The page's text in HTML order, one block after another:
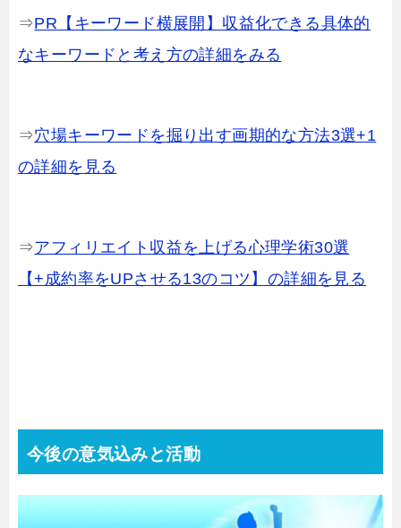
⇒PR【キーワード横展開】収益化できる具体的
なキーワードと考え方の詳細をみる
⇒穴場キーワードを掘り出す画期的な方法3選+1
の詳細を見る
⇒アフィリエイト収益を上げる心理学術30選
【+成約率をUPさせる13のコツ】の詳細を見る
今後の意気込みと活動